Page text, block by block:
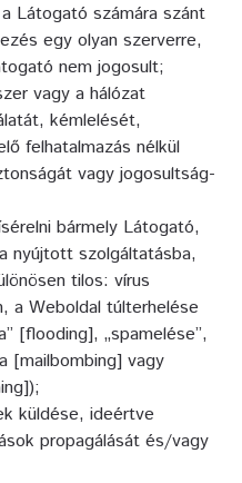
Látogató számára szánt
egy olyan szerverre,
nem jogosult;
vagy a hálózat
kémlelését,
felhatalmazás nélkül
vagy jogosultság-
bármely Látogató,
nyújtott szolgáltatásba,
tilos: vírus
a Weboldal túlterhelése
[flooding], „spamelése”,
[mailbombing] vagy
küldése, ideértve
propagálását és/vagy